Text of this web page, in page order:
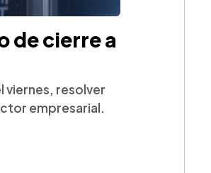
de cierre a
viernes, resolver
empresarial.